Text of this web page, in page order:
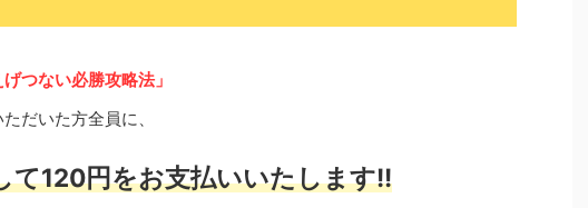
つない必勝攻略法」
だいた方全員に、
て120円をお支払いいたします!!